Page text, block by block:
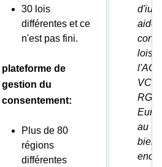
30 lois
différentes et ce
n'est pas fini.
plateforme de
gestion du
consentement:
Plus de 80
régions
différentes
lois
au
bien